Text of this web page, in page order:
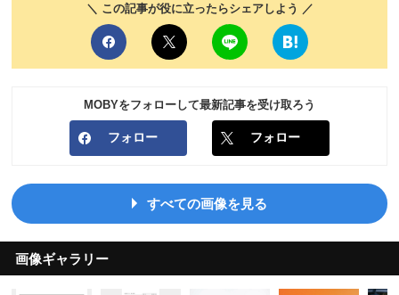
＼ この記事が役に立ったらシェアしよう ／
MOBYをフォローして最新記事を受け取ろう
フォロー フォロー
すべての画像を見る
画像ギャラリー